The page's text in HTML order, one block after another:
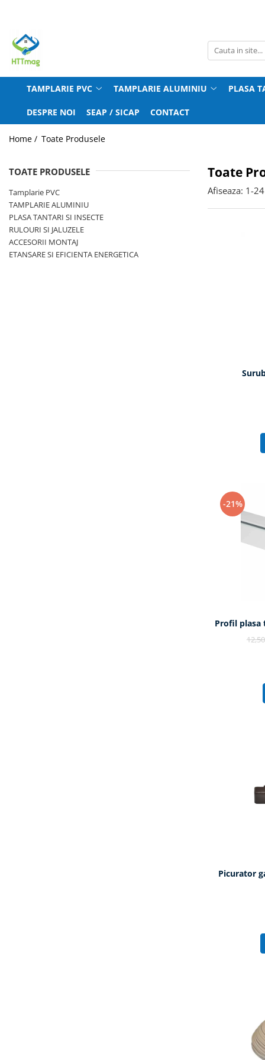
Tamplarie PVC
Broaste Usa
Accesorii
Feronerie
Manere de Fereastra
TAMPLARIE ALUMINIU
Accesorii ferestre si usi
Garnituri (chedere) si Perii
Manere fereastra si usa
RULOURI SI JALUZELE
Accesorii Rulouri
ETANSARE SI EFICIENTA ENERGETICA
Profil Solbanc
Primer si benzi de etansare
TAMPLARIE PVC TAMPLARIE ALUMINIU PLASA
DESPRE NOI SEAP / SICAP CONTACT
Home / Toate Produsele
Toate
TOATE PRODUSELE
Tamplarie PVC
TAMPLARIE ALUMINIU
PLASA TANTARI SI INSECTE
RULOURI SI JALUZELE
ACCESORII MONTAJ
ETANSARE SI EFICIENTA ENERGETICA
Afiseaza: 1-24
-21%
Profil plasa
Picurator